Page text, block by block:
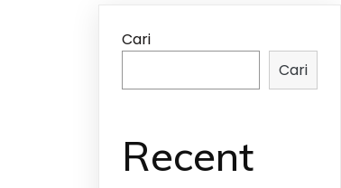
Cari
Cari
Recent